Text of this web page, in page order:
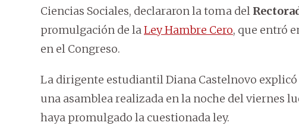
Ciencias Sociales, declararon la toma del
promulgación de laLey Hambre Cero, que entró
en el Congreso.
La dirigente estudiantil Diana Castelnovo
una asamblea realizada en la noche del viernes
haya promulgado la cuestionada ley.